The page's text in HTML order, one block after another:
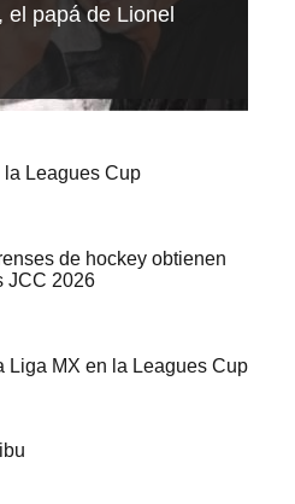
el papá de Lionel
Leagues Cup
de hockey obtienen
JCC 2026
Liga MX en la Leagues Cup